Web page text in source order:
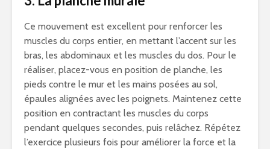
Ce mouvement est excellent pour renforcer les
muscles du corps entier, en mettant l’accent sur les
bras, les abdominaux et les muscles du dos. Pour le
réaliser, placez-vous en position de planche, les
pieds contre le mur et les mains posées au sol,
épaules alignées avec les poignets. Maintenez cette
position en contractant les muscles du corps
pendant quelques secondes, puis relâchez. Répétez
l’exercice plusieurs fois pour améliorer la force et la